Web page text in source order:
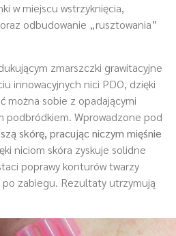
w miejscu wstrzyknięcia,
odbudowanie „rusztowania”
zmarszczki grawitacyjne
innowacyjnych nici PDO, dzięki
można sobie z opadającymi
podbródkiem. Wprowadzone pod
skórę, pracując niczym mięśnie
niciom skóra zyskuje solidne
poprawy konturów twarzy
zabiegu. Rezultaty utrzymują